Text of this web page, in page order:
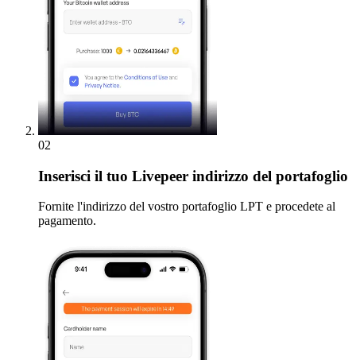
02
Inserisci il tuo Livepeer indirizzo del portafoglio
Fornite l'indirizzo del vostro portafoglio LPT e procedete al
pagamento.